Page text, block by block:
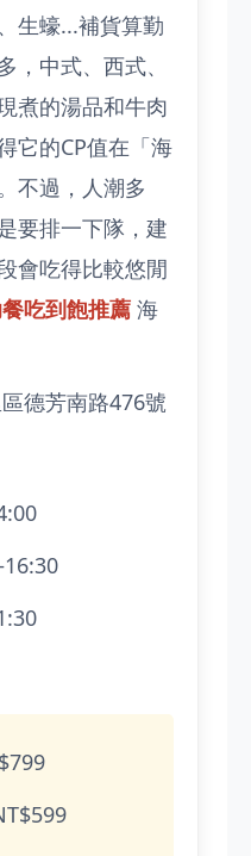
生蠔...補貨算勤
，中式、西式、
煮的湯品和牛肉
它的CP值在「海
不過，人潮多
要排一下隊，建
會吃得比較悠閒
吃到飽推薦 海
德芳南路476號